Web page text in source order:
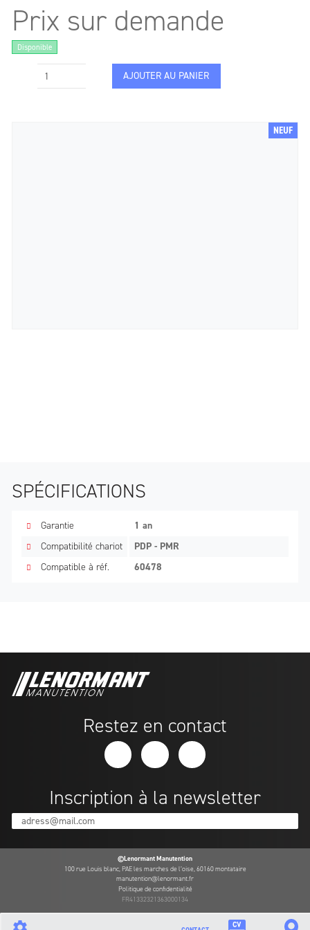
NEUF
Prix sur demande
Disponible
AJOUTER AU PANIER
SPÉCIFICATIONS
Garantie
1 an
Compatibilité chariot
PDP - PMR
Compatible à réf.
60478
Restez en contact
Inscription à la newsletter
adress@mail.com
©Lenormant Manutention
100 rue Louis blanc, PAE les marches de l’oise, 60160 montataire
manutention@lenormant.fr
Politique de confidentialité
FR41332321363000134